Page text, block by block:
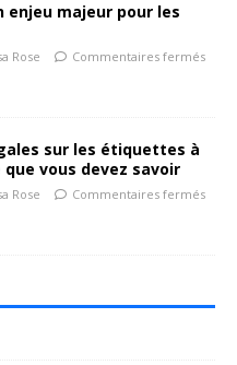
enjeu majeur pour les
Rose Commentaires fermés
sur les étiquettes à
vous devez savoir
Rose Commentaires fermés